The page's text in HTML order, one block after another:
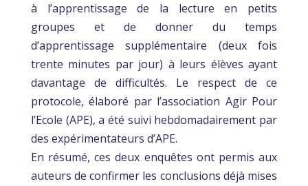
à l’apprentissage de la lecture en petits
groupes et de donner du temps
d’apprentissage supplémentaire (deux fois
trente minutes par jour) à leurs élèves ayant
davantage de difficultés. Le respect de ce
protocole, élaboré par l’association Agir Pour
l’Ecole (APE), a été suivi hebdomadairement par
des expérimentateurs d’APE.
En résumé, ces deux enquêtes ont permis aux
auteurs de confirmer les conclusions déjà mises